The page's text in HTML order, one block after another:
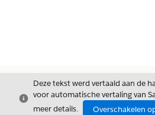
Sluiten
Deze tekst werd vertaald aan de
voor automatische vertaling van
meer details.
Overschakelen